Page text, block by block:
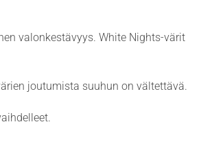
valonkestävyys. White Nights-värit
joutumista suuhun on vältettävä.